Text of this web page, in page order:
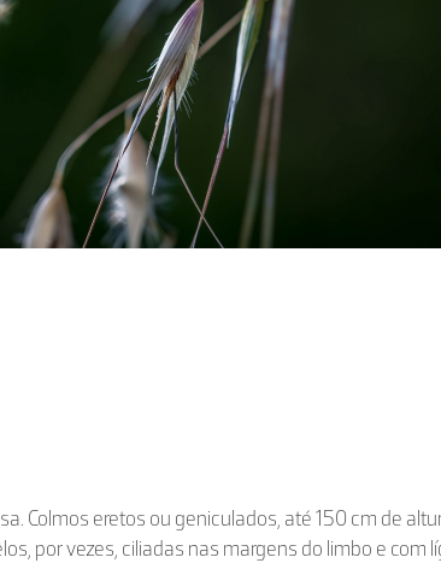
Colmos eretos ou geniculados, até 150 cm de
por vezes, ciliadas nas margens do limbo e com